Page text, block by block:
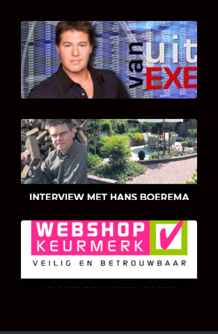
UITSTEL VAN EXECUTIE
Bekijk hier de fragmenten van de deelname
van Bricks and Stones aan dit programma.
INTERVIEW MET HANS BOEREMA
Hoe Bricks and Stones ontstaan is en wat
Hans Boerema motiveert in de wereld van
klinkers en tegels!
KLANT BEOORDELINGEN
We zijn er zeer op gesteld om te weten wat u
als klant van ons en onze diensten vindt.